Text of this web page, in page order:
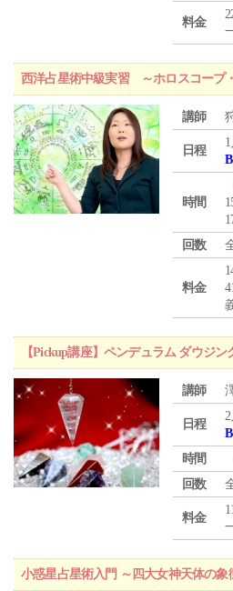
料金
西洋占星術中級実習 ～ホロスコープ
講師
日程
時間
回数
料金
【Pickup講座】ペンデュラム ダウジン
講師
日程
2
時間
回数
料金
小惑星占星術入門 ～四大女神天体の象